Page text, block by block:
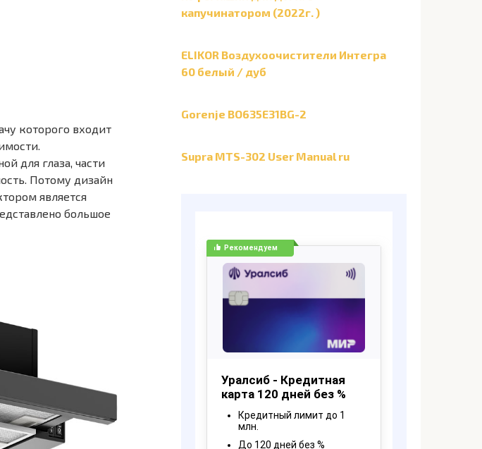
которого входит
для глаза, части
Потому дизайн
является
большое
капучинатором (2022г. )
ELIKOR Воздухоочистители Интегра
60 белый / дуб
Gorenje BO635E31BG-2
Supra MTS-302 User Manual ru